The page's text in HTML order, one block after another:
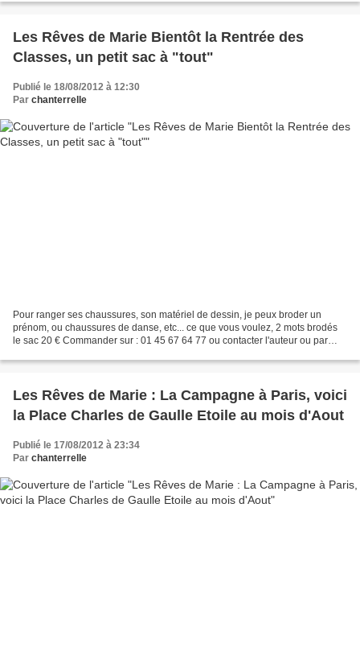
Les Rêves de Marie Bientôt la Rentrée des
Classes, un petit sac à "tout"
Publié le 18/08/2012 à 12:30
Par chanterrelle
Pour ranger ses chaussures, son matériel de dessin, je peux broder un
prénom, ou chaussures de danse, etc... ce que vous voulez, 2 mots brodés
le sac 20 € Commander sur : 01 45 67 64 77 ou contacter l'auteur ou par
Les Rêves de Marie : La Campagne à Paris, voici
la Place Charles de Gaulle Etoile au mois d'Aout
Publié le 17/08/2012 à 23:34
Par chanterrelle